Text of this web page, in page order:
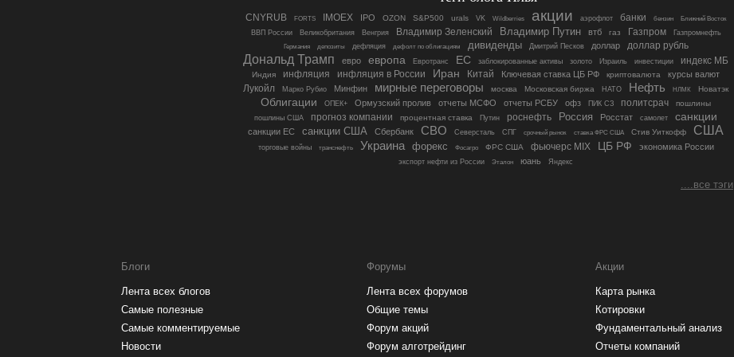
CNYRUB FORTS IMOEX IPO OZON S&P500 urals VK Wildberries акции аэрофлот банки бензин
Ближний Восток
ВВП России
Великобритания Венгрия Владимир Зеленский Владимир Путин втб газ Газпром Газпромнефть
Германия депозиты дефляция дефолт по облигациям дивиденды Дмитрий Песков доллар доллар рубль
Дональд Трамп евро европа Евротранс ЕС заблокированные активы золото Израиль инвестиции индекс МБ
Индия инфляция инфляция в России Иран Китай Ключевая ставка ЦБ РФ криптовалюта курсы валют
Лукойл Марко Рубио Минфин мирные переговоры москва Московская биржа НАТО Нефть НЛМК Новатэк
Облигации ОПЕК+ Ормузский пролив отчеты МСФО отчеты РСБУ офз ПИК СЗ политсрач пошлины
пошлины США прогноз компании процентная ставка Путин роснефть Россия Росстат самолет санкции
санкции ЕС санкции США Сбербанк СВО Северсталь СПГ срочный рынок ставка ФРС США Стив Уиткофф США
торговые войны транснефть Украина форекс Фосагро ФРС США фьючерс MIX ЦБ РФ экономика России
экспорт нефти из России Эталон юань Яндекс
....все тэги
Блоги
Лента всех блогов
Самые полезные
Самые комментируемые
Новости
Форумы
Лента всех форумов
Общие темы
Форум акций
Форум алготрейдинг
Акции
Карта рынка
Котировки
Фундаментальный анализ
Отчеты компаний